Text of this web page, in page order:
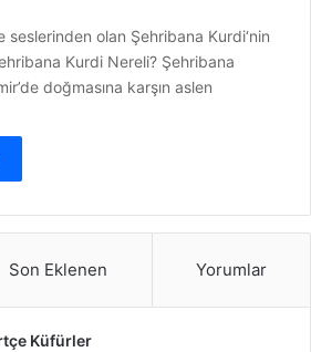
seslerinden olan Şehribana Kurdi‘nin
Kurdi Nereli? Şehribana
doğmasına karşın aslen
Son Eklenen Yorumlar
Küfürler